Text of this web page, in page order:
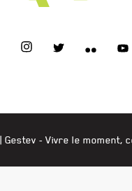
Gestev - Vivre le moment,